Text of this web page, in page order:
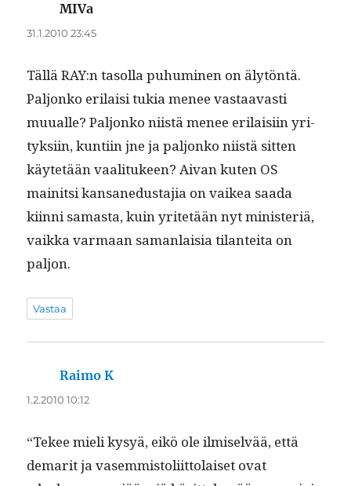
MIVa
31.1.2010 23:45
Täl­lä RAY:n tasol­la puhumi­nen on älytön­tä.
Paljonko eri­laisi tukia menee vas­taavasti
muualle? Paljonko niistä menee eri­laisi­in yri­
tyk­si­in, kun­ti­in jne ja paljonko niistä sit­ten
käytetään vaal­i­tu­keen? Aivan kuten OS
mainit­si kansane­dus­ta­jia on vaikea saa­da
kiin­ni samas­ta, kuin yritetään nyt min­is­ter­iä,
vaik­ka var­maan saman­laisia tilantei­ta on
paljon.
Vastaa
Raimo K
1.2.2010 10:12
“Tekee mieli kysyä, eikö ole ilmi­selvää, että
demar­it ja vasem­mis­toli­it­to­laiset ovat